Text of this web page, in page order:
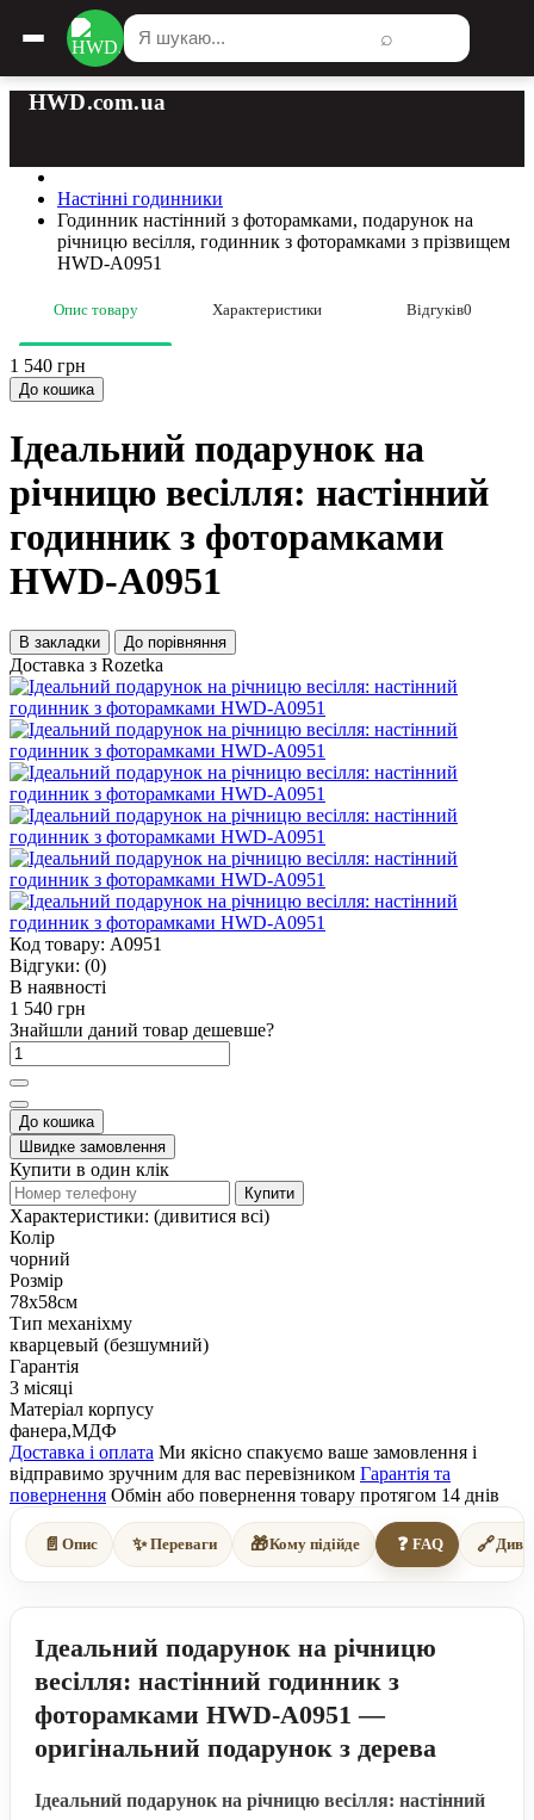
⌕
HWD.com.ua
Настінні годинники
Годинник настінний з фоторамками, подарунок на
річницю весілля, годинник з фоторамками з прізвищем
HWD-A0951
Опис товару Характеристики Відгуків0
1 540 грн
До кошика
Ідеальний подарунок на
річницю весілля: настінний
годинник з фоторамками
HWD-A0951
В закладки До порівняння
Доставка з Rozetka
Код товару: A0951
Відгуки: (0)
В наявності
1 540 грн
Знайшли даний товар дешевше?
До кошика
Швидке замовлення
Купити в один клік
Купити
Характеристики: (дивитися всі)
Колір
чорний
Розмір
78х58см
Тип механіхму
кварцевый (безшумний)
Гарантія
3 місяці
Матеріал корпусу
фанера,МДФ
Доставка і оплата Ми якісно спакуємо ваше замовлення і
відправимо зручним для вас перевізником Гарантія та
повернення Обмін або повернення товару протягом 14 днів
📄 Опис ✨ Переваги 🎁Кому підійде ❓ FAQ 🔗
Ідеальний подарунок на річницю
весілля: настінний годинник з
фоторамками HWD-A0951 —
оригінальний подарунок з дерева
Ідеальний подарунок на річницю весілля: настінний